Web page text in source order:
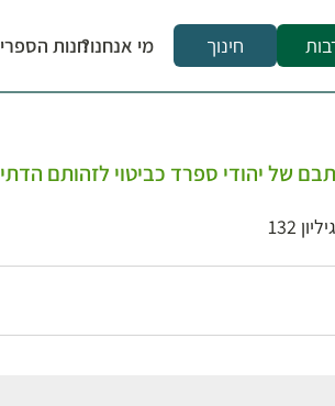
חינוך מי אנחנו?חנות
של יהודי ספרד כביטוי לזהותם
132